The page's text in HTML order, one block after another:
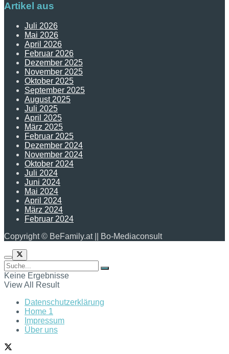
Artikel aus
Juli 2026
Mai 2026
April 2026
Februar 2026
Dezember 2025
November 2025
Oktober 2025
September 2025
August 2025
Juli 2025
April 2025
März 2025
Februar 2025
Dezember 2024
November 2024
Oktober 2024
Juli 2024
Juni 2024
Mai 2024
April 2024
März 2024
Februar 2024
Copyright © BeFamily.at || Bo-Mediaconsult
Keine Ergebnisse
View All Result
Datenschutzerklärung
Home 1
Impressum
Über uns